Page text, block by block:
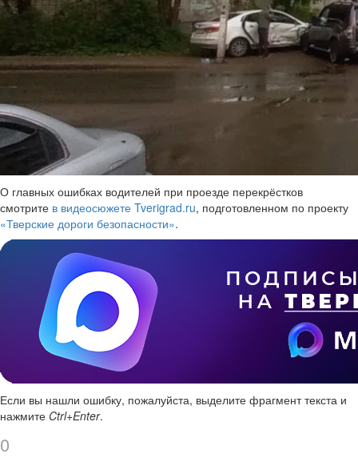
О главных ошибках водителей при проезде перекрёстков
смотрите в видеосюжете Tverigrad.ru, подготовленном по проекту
«Тверские дороги безопасности».
Если вы нашли ошибку, пожалуйста, выделите фрагмент текста и
нажмите Ctrl+Enter.
0